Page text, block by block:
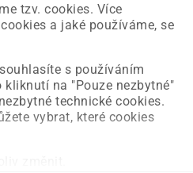
tzv. cookies. Více
a jaké používáme, se
s používáním
kliknutí na "Pouze nezbytné"
technické cookies.
vybrat, které cookies
straně a už ji opravujeme.
požadovanou stránku.
Úvodní strana